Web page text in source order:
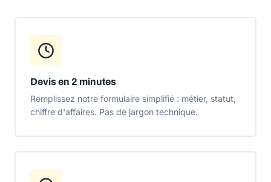
Devis en 2 minutes
Remplissez notre formulaire simplifié : métier, statut,
chiffre d'affaires. Pas de jargon technique.